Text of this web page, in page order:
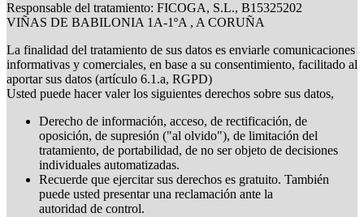
Responsable del tratamiento: FICOGA, S.L., B15325202
VIÑAS DE BABILONIA 1A-1ºA , A CORUÑA
La finalidad del tratamiento de sus datos es enviarle comunicaciones
informativas y comerciales, en base a su consentimiento, facilitado al
aportar sus datos (artículo 6.1.a, RGPD)
Usted puede hacer valer los siguientes derechos sobre sus datos,
Derecho de información, acceso, de rectificación, de
oposición, de supresión ("al olvido"), de limitación del
tratamiento, de portabilidad, de no ser objeto de decisiones
individuales automatizadas.
Recuerde que ejercitar sus derechos es gratuito. También
puede usted presentar una reclamación ante la
autoridad de control.